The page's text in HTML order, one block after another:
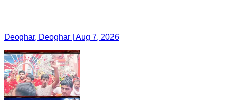
Deoghar, Deoghar | Aug 7, 2026